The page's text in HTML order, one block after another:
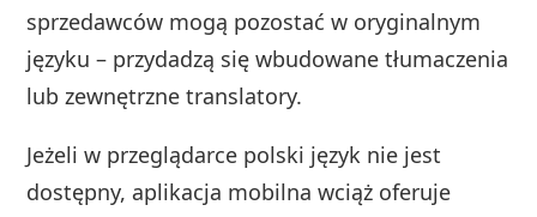
sprzedawców mogą pozostać w oryginalnym
języku – przydadzą się wbudowane tłumaczenia
lub zewnętrzne translatory.
Jeżeli w przeglądarce polski język nie jest
dostępny, aplikacja mobilna wciąż oferuje